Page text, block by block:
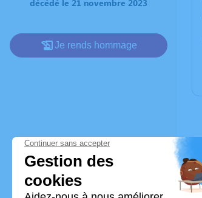
décédé le 21 novembre 2023
Je rends hommage